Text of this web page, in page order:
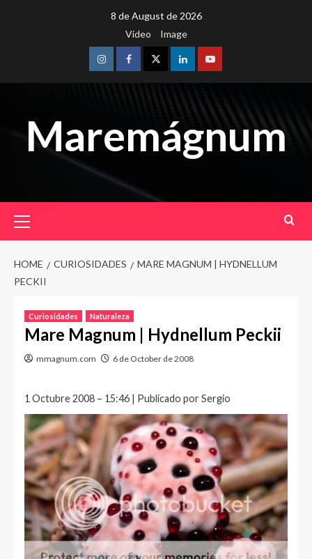
8 de August de 2026
Video
Image
InstagramFacebookTwitterLinkedinYoutube
Maremágnum
Menu
HOME CURIOSIDADES
MARE MAGNUM | HYDNELLUM
PECKII
Curiosidades Naturaleza
Mare Magnum | Hydnellum Peckii
mmagnum.com 6 de October de 2008
1 Octubre 2008 – 15:46 | Publicado por Sergio